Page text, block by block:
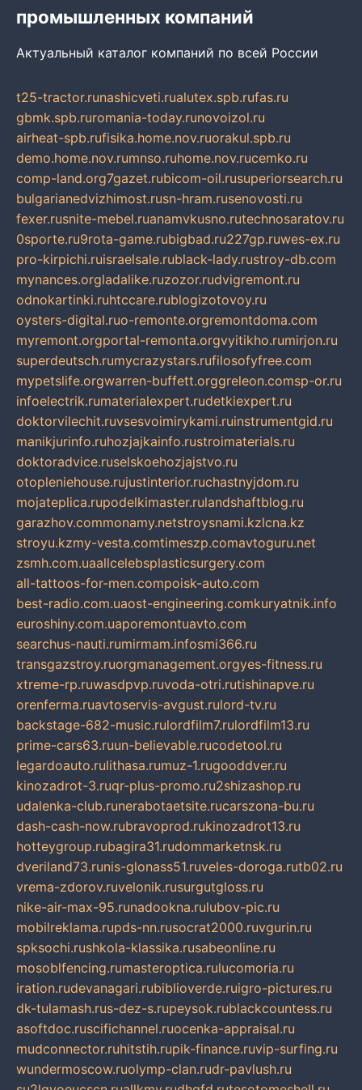
промышленных компаний
Актуальный каталог компаний по всей России
t25-tractor.runashicveti.rualutex.spb.rufas.ru
gbmk.spb.ruromania-today.runovoizol.ru
airheat-spb.rufisika.home.nov.ruorakul.spb.ru
demo.home.nov.rumnso.ruhome.nov.rucemko.ru
comp-land.org7gazet.rubicom-oil.rusuperiorsearch.ru
bulgarianedvizhimost.rusn-hram.rusenovosti.ru
fexer.rusnite-mebel.ruanamvkusno.rutechnosaratov.ru
0sporte.ru9rota-game.rubigbad.ru227gp.ruwes-ex.ru
pro-kirpichi.ruisraelsale.rublack-lady.rustroy-db.com
mynances.orgladalike.ruzozor.rudvigremont.ru
odnokartinki.ruhtccare.rublogizotovoy.ru
oysters-digital.ruo-remonte.orgremontdoma.com
myremont.orgportal-remonta.orgvyitikho.rumirjon.ru
superdeutsch.rumycrazystars.rufilosofyfree.com
mypetslife.orgwarren-buffett.orggreleon.comsp-or.ru
infoelectrik.rumaterialexpert.rudetkiexpert.ru
doktorvilechit.ruvsesvoimirykami.ruinstrumentgid.ru
manikjurinfo.ruhozjajkainfo.rustroimaterials.ru
doktoradvice.ruselskoehozjajstvo.ru
otopleniehouse.rujustinterior.ruchastnyjdom.ru
mojateplica.rupodelkimaster.rulandshaftblog.ru
garazhov.commonamy.netstroysnami.kzlcna.kz
stroyu.kzmy-vesta.comtimeszp.comavtoguru.net
zsmh.com.uaallcelebsplasticsurgery.com
all-tattoos-for-men.compoisk-auto.com
best-radio.com.uaost-engineering.comkuryatnik.info
euroshiny.com.uaporemontuavto.com
searchus-nauti.rumirmam.infosmi366.ru
transgazstroy.ruorgmanagement.orgyes-fitness.ru
xtreme-rp.ruwasdpvp.ruvoda-otri.rutishinapve.ru
orenferma.ruavtoservis-avgust.rulord-tv.ru
backstage-682-music.rulordfilm7.rulordfilm13.ru
prime-cars63.ruun-believable.rucodetool.ru
legardoauto.rulithasa.rumuz-1.rugooddver.ru
kinozadrot-3.ruqr-plus-promo.ru2shizashop.ru
udalenka-club.runerabotaetsite.rucarszona-bu.ru
dash-cash-now.rubravoprod.rukinozadrot13.ru
hotteygroup.rubagira31.rudommarketnsk.ru
dveriland73.runis-glonass51.ruveles-doroga.rutb02.ru
vrema-zdorov.ruvelonik.rusurgutgloss.ru
nike-air-max-95.runadookna.rulubov-pic.ru
mobilreklama.rupds-nn.rusocrat2000.ruvgurin.ru
spksochi.rushkola-klassika.rusabeonline.ru
mosoblfencing.rumasteroptica.rulucomoria.ru
iration.rudevanagari.rubiblioverde.ruigro-pictures.ru
dk-tulamash.rus-dez-s.rupeysok.rublackcountess.ru
asoftdoc.ruscifichannel.ruocenka-appraisal.ru
mudconnector.ruhitstih.rupik-finance.ruvip-surfing.ru
wundermoscow.ruolymp-clan.rudr-pavlush.ru